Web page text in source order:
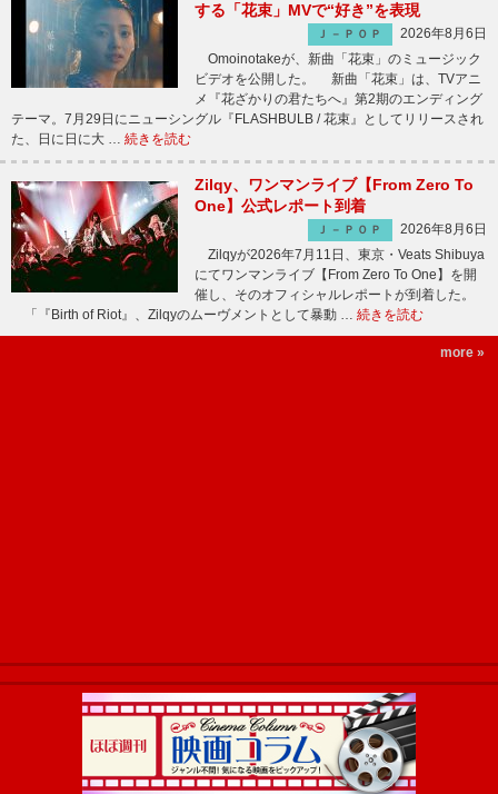
する「花束」MVで“好き”を表現
Ｊ－ＰＯＰ
2026年8月6日
Omoinotakeが、新曲「花束」のミュージック
ビデオを公開した。 新曲「花束」は、TVアニ
メ『花ざかりの君たちへ』第2期のエンディング
テーマ。7月29日にニューシングル『FLASHBULB / 花束』としてリリースされ
た、日に日に大 … 続きを読む
Zilqy、ワンマンライブ【From Zero To
One】公式レポート到着
Ｊ－ＰＯＰ
2026年8月6日
Zilqyが2026年7月11日、東京・Veats Shibuya
にてワンマンライブ【From Zero To One】を開
催し、そのオフィシャルレポートが到着した。
「『Birth of Riot』、Zilqyのムーヴメントとして暴動 … 続きを読む
more »